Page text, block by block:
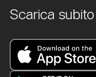
Scarica